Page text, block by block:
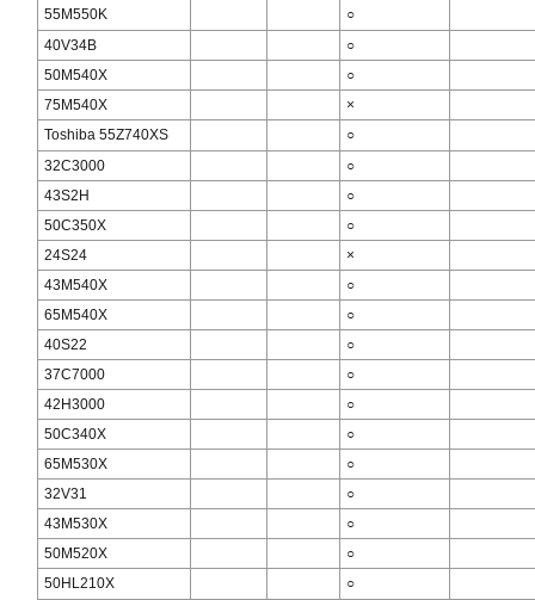
55M550K
○
40V34B
○
50M540X
○
75M540X
×
Toshiba 55Z740XS
○
32C3000
○
43S2H
○
50C350X
○
24S24
×
43M540X
○
65M540X
○
40S22
○
37C7000
○
42H3000
○
50C340X
○
65M530X
○
32V31
○
43M530X
○
50M520X
○
50HL210X
○